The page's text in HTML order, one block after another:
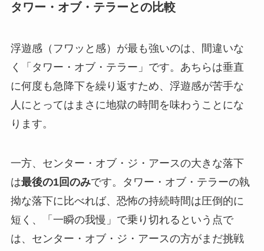
タワー・オブ・テラーとの比較
浮遊感（フワッと感）が最も強いのは、間違いな
く「タワー・オブ・テラー」です。あちらは垂直
に何度も急降下を繰り返すため、浮遊感が苦手な
人にとってはまさに地獄の時間を味わうことにな
ります。
一方、センター・オブ・ジ・アースの大きな落下
は最後の1回のみです。タワー・オブ・テラーの執
拗な落下に比べれば、恐怖の持続時間は圧倒的に
短く、「一瞬の我慢」で乗り切れるという点で
は、センター・オブ・ジ・アースの方がまだ挑戦